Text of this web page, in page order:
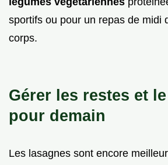
sportifs ou pour un repas de midi
corps.
Gérer les restes et
pour demain
Les lasagnes sont encore